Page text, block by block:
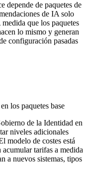
depende de paquetes de
de IA solo
que los paquetes
lo mismo y generan
configuración pasadas
los paquetes base
de la Identidad en
niveles adicionales
modelo de costes está
tarifas a medida
a nuevos sistemas, tipos